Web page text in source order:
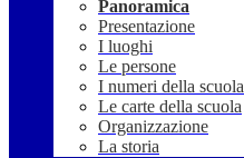
Panoramica
Presentazione
I luoghi
Le persone
I numeri della scuola
Le carte della scuola
Organizzazione
La storia